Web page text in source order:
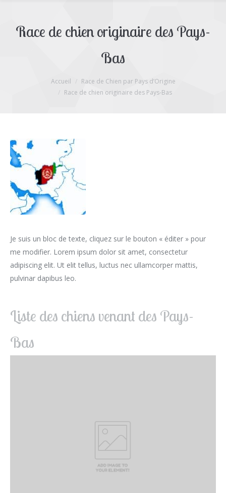
Race de chien originaire des Pays-
Bas
Vous êtes ici :Accueil
Race de Chien par Pays d’Origine
Race de chien originaire des Pays-Bas
Je suis un bloc de texte, cliquez sur le bouton « éditer » pour
me modifier. Lorem ipsum dolor sit amet, consectetur
adipiscing elit. Ut elit tellus, luctus nec ullamcorper mattis,
pulvinar dapibus leo.
Liste des chiens venant des Pays-
Bas